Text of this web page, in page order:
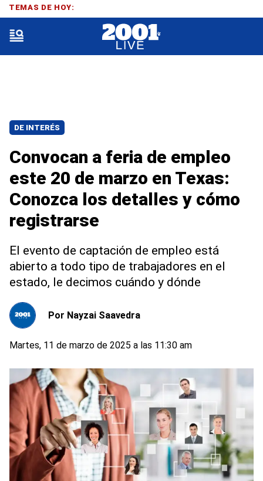
DE INTERÉS
Convocan a feria de empleo
este 20 de marzo en Texas:
Conozca los detalles y cómo
registrarse
El evento de captación de empleo está
abierto a todo tipo de trabajadores en el
estado, le decimos cuándo y dónde
Por Nayzai Saavedra
Martes, 11 de marzo de 2025 a las 11:30 am
TEMAS DE HOY: